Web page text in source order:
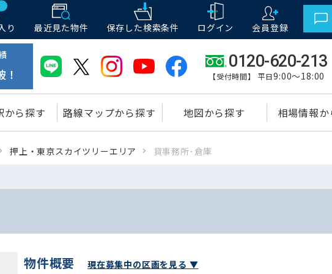
り 最近見た物件 保存した検索条件 ログイン 会員登録
0120-620-213
【受付時間】 平日9:00～18:00
から探す 路線マップから探す 地図から探す 相場情報か
押上・東京スカイツリーエリア 貸事務所･倉庫
物件概要 現在募集中の区画を見る ▼